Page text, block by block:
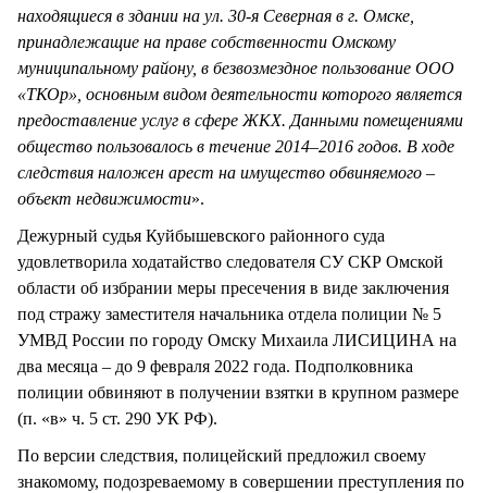
находящиеся в здании на ул. 30-я Северная в г. Омске,
принадлежащие на праве собственности Омскому
муниципальному району, в безвозмездное пользование ООО
«ТКОр», основным видом деятельности которого является
предоставление услуг в сфере ЖКХ. Данными помещениями
общество пользовалось в течение 2014–2016 годов. В ходе
следствия наложен арест на имущество обвиняемого –
объект недвижимости».
Дежурный судья Куйбышевского районного суда
удовлетворила ходатайство следователя СУ СКР Омской
области об избрании меры пресечения в виде заключения
под стражу заместителя начальника отдела полиции № 5
УМВД России по городу Омску Михаила ЛИСИЦИНА на
два месяца – до 9 февраля 2022 года. Подполковника
полиции обвиняют в получении взятки в крупном размере
(п. «в» ч. 5 ст. 290 УК РФ).
По версии следствия, полицейский предложил своему
знакомому, подозреваемому в совершении преступления по